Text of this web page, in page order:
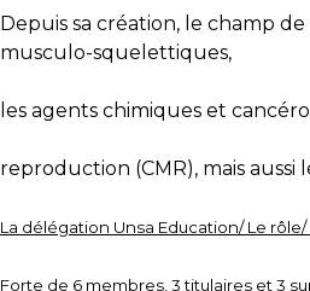
Depuis sa création, le champ
musculo-squelettiques,
les agents chimiques et
reproduction (CMR), mais
La délégation Unsa Education/ Le rôle/
Forte de 6 membres, 3 titulaires et 3